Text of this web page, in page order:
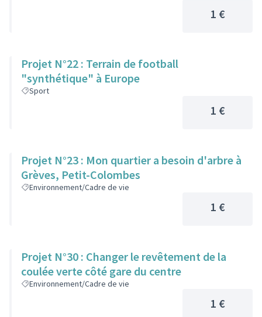
1 €
Projet N°22 : Terrain de football
"synthétique" à Europe
Sport
1 €
Projet N°23 : Mon quartier a besoin d'arbre à
Grèves, Petit-Colombes
Environnement/Cadre de vie
1 €
Projet N°30 : Changer le revêtement de la
coulée verte côté gare du centre
Environnement/Cadre de vie
1 €